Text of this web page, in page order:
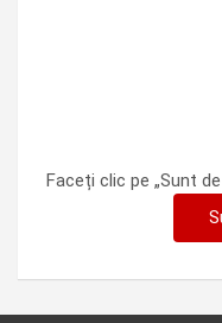
Faceți clic pe „Sunt